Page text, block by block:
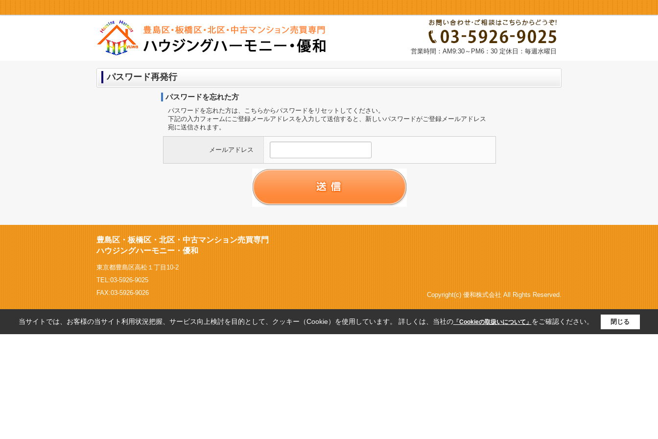
営業時間：AM9:30～PM6：30 定休日：毎週水曜日
パスワード再発行
パスワードを忘れた方
パスワードを忘れた方は、こちらからパスワードをリセットしてください。
下記の入力フォームにご登録メールアドレスを入力して送信すると、新しいパスワードがご登録メールアドレス
宛に送信されます。
メールアドレス
豊島区・板橋区・北区・中古マンション売買専門
ハウジングハーモニー・優和
東京都豊島区高松１丁目10-2
TEL:03-5926-9025
FAX:03-5926-9026
Copyright(c) 優和株式会社 All Rights Reserved.
当サイトでは、お客様の当サイト利用状況把握、サービス向上検討を目的として、クッキー（Cookie）を使用しています。 詳しくは、当社の「Cookieの取扱いについて」 をご確認ください。 閉じる